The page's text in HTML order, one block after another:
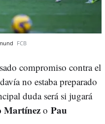
FCB
compromiso contra el
no estaba preparado
duda será si jugará
Martínez o Pau